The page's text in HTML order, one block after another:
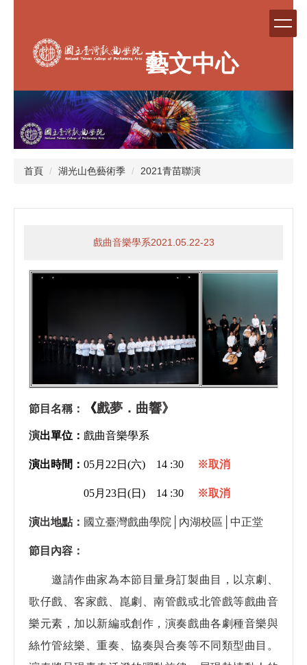
藝文中心
首頁 湖光山色藝術季 2021青苗聯演
戲曲音樂學系2021.05.22-23
節目名稱： 《戲夢．曲響》
演出單位： 戲曲音樂學系
演出時間： 05月22日(六) 14 :30 ※取消
05月23日(日) 14 :30 ※取消
演出地點： 國立臺灣戲曲學院│內湖校區│中正堂
節目內容：
邀請作曲家為本節目量身訂製曲目，以京劇、
歌仔戲、客家戲、崑劇、南管戲或北管戲等戲曲音
樂元素，加以新編或創作，演奏戲曲各劇種音樂與
絲竹管絃樂、重奏、協奏與合奏等不同 類型曲目。